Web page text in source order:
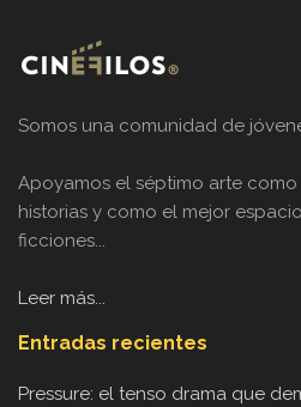
Somos una comunidad de
Apoyamos el séptimo arte
historias y como el mejor
ficciones...
Leer más...
Entradas recientes
Pressure: el tenso drama que